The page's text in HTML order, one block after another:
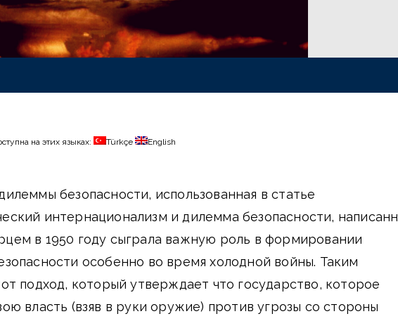
на этих языках: Türkçe English
безопасности, использованная в статье
интернационализм и дилемма безопасности,
в 1950 году сыграла важную роль в формировании
особенно во время холодной войны. Таким
подход, который утверждает что государство, которое
власть (взяв в руки оружие) против угрозы со стороны